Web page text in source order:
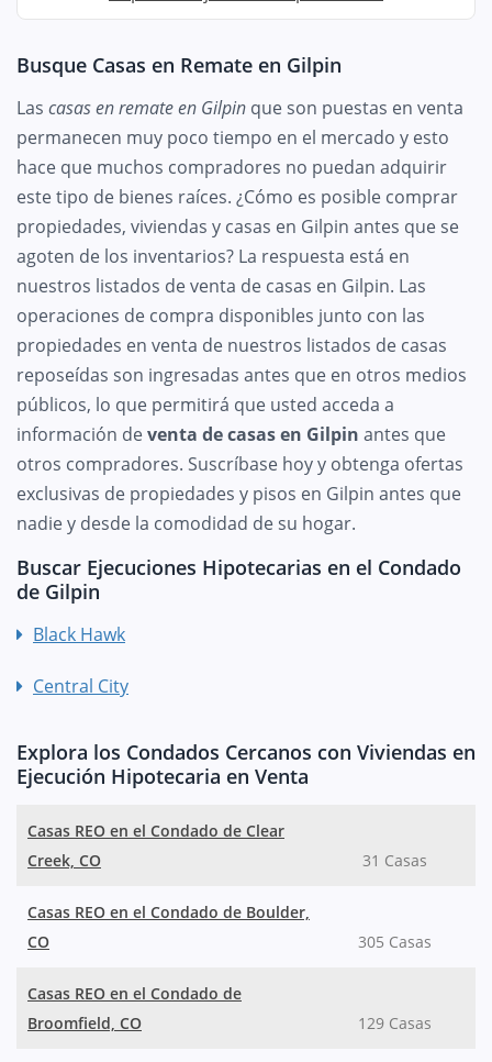
Busque Casas en Remate en Gilpin
Las casas en remate en Gilpin que son puestas en venta
permanecen muy poco tiempo en el mercado y esto
hace que muchos compradores no puedan adquirir
este tipo de bienes raíces. ¿Cómo es posible comprar
propiedades, viviendas y casas en Gilpin antes que se
agoten de los inventarios? La respuesta está en
nuestros listados de venta de casas en Gilpin. Las
operaciones de compra disponibles junto con las
propiedades en venta de nuestros listados de casas
reposeídas son ingresadas antes que en otros medios
públicos, lo que permitirá que usted acceda a
información deventa de casas en Gilpin antes que
otros compradores. Suscríbase hoy y obtenga ofertas
exclusivas de propiedades y pisos en Gilpin antes que
nadie y desde la comodidad de su hogar.
Buscar Ejecuciones Hipotecarias en el Condado
de Gilpin
Black Hawk
Central City
Explora los Condados Cercanos con Viviendas en
Ejecución Hipotecaria en Venta
Casas REO en el Condado de Clear
Creek, CO
31 Casas
Casas REO en el Condado de Boulder,
CO
305 Casas
Casas REO en el Condado de
Broomfield, CO
129 Casas